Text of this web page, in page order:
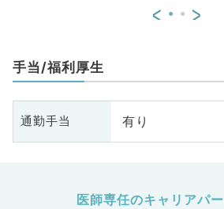
< >
手当/福利厚生
通勤手当 有り
医師専任のキャリアパ